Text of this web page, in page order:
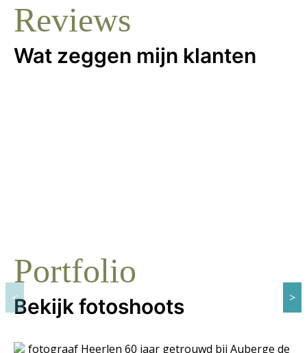
Reviews
Wat zeggen mijn klanten
Portfolio
Bekijk fotoshoots